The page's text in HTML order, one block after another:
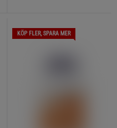
KÖP FLER, SPARA MER